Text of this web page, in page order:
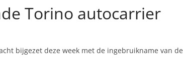
Torino autocarrier
bijgezet deze week met de ingebruikname van de